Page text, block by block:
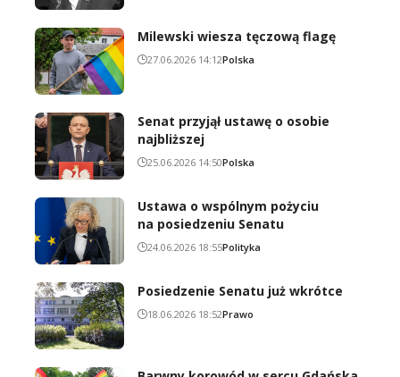
Milewski wiesza tęczową flagę
27.06.2026 14:12Polska
Senat przyjął ustawę o osobie
najbliższej
25.06.2026 14:50Polska
Ustawa o wspólnym pożyciu
na posiedzeniu Senatu
24.06.2026 18:55Polityka
Posiedzenie Senatu już wkrótce
18.06.2026 18:52Prawo